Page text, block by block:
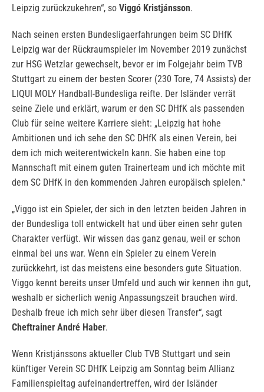
Leipzig zurückzukehren“, so Viggó Kristjánsson.
Nach seinen ersten Bundesligaerfahrungen beim SC DHfK
Leipzig war der Rückraumspieler im November 2019 zunächst
zur HSG Wetzlar gewechselt, bevor er im Folgejahr beim TVB
Stuttgart zu einem der besten Scorer (230 Tore, 74 Assists) der
LIQUI MOLY Handball-Bundesliga reifte. Der Isländer verrät
seine Ziele und erklärt, warum er den SC DHfK als passenden
Club für seine weitere Karriere sieht: „Leipzig hat hohe
Ambitionen und ich sehe den SC DHfK als einen Verein, bei
dem ich mich weiterentwickeln kann. Sie haben eine top
Mannschaft mit einem guten Trainerteam und ich möchte mit
dem SC DHfK in den kommenden Jahren europäisch spielen.“
„Viggo ist ein Spieler, der sich in den letzten beiden Jahren in
der Bundesliga toll entwickelt hat und über einen sehr guten
Charakter verfügt. Wir wissen das ganz genau, weil er schon
einmal bei uns war. Wenn ein Spieler zu einem Verein
zurückkehrt, ist das meistens eine besonders gute Situation.
Viggo kennt bereits unser Umfeld und auch wir kennen ihn gut,
weshalb er sicherlich wenig Anpassungszeit brauchen wird.
Deshalb freue ich mich sehr über diesen Transfer“, sagt
Cheftrainer André Haber.
Wenn Kristjánssons aktueller Club TVB Stuttgart und sein
künftiger Verein SC DHfK Leipzig am Sonntag beim Allianz
Familienspieltag aufeinandertreffen, wird der Isländer